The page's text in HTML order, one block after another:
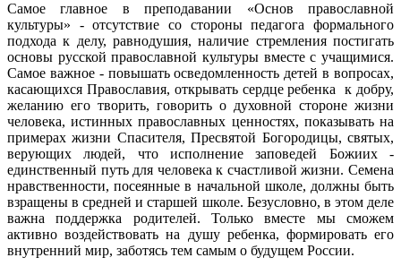
Самое главное в преподавании «Основ православной
культуры» - отсутствие со стороны педагога формального
подхода к делу, равнодушия, наличие стремления постигать
основы русской православной культуры вместе с учащимися.
Самое важное - повышать осведомленность детей в вопросах,
касающихся Православия, открывать сердце ребенка к добру,
желанию его творить, говорить о духовной стороне жизни
человека, истинных православных ценностях, показывать на
примерах жизни Спасителя, Пресвятой Богородицы, святых,
верующих людей, что исполнение заповедей Божиих -
единственный путь для человека к счастливой жизни. Семена
нравственности, посеянные в начальной школе, должны быть
взращены в средней и старшей школе. Безусловно, в этом деле
важна поддержка родителей. Только вместе мы сможем
активно воздействовать на душу ребенка, формировать его
внутренний мир, заботясь тем самым о будущем России.